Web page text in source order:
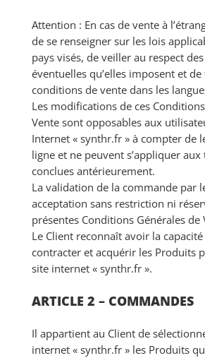
Attention : En cas de vente à
de se renseigner sur les lois
pays visés, de veiller au respect
éventuelles qu’elles imposent et
conditions de vente dans les
Les modifications de ces
Vente sont opposables aux
Internet « synthr.fr » à compter de
ligne et ne peuvent s’appliquer
conclues antérieurement.
La validation de la commande par
acceptation sans restriction ni
présentes Conditions Générales de
Le Client reconnaît avoir la
contracter et acquérir les Produits
site internet « synthr.fr ».
ARTICLE 2 – COMMANDES
Il appartient au Client de
internet « synthr.fr » les Produits